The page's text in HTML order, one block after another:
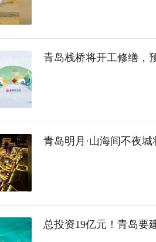
青岛栈桥将开工修缮，
青岛明月·山海间不夜
总投资19亿元！青岛要